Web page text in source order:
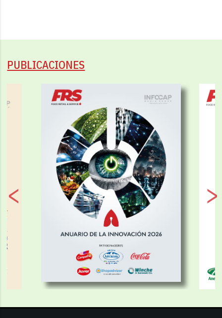
PUBLICACIONES